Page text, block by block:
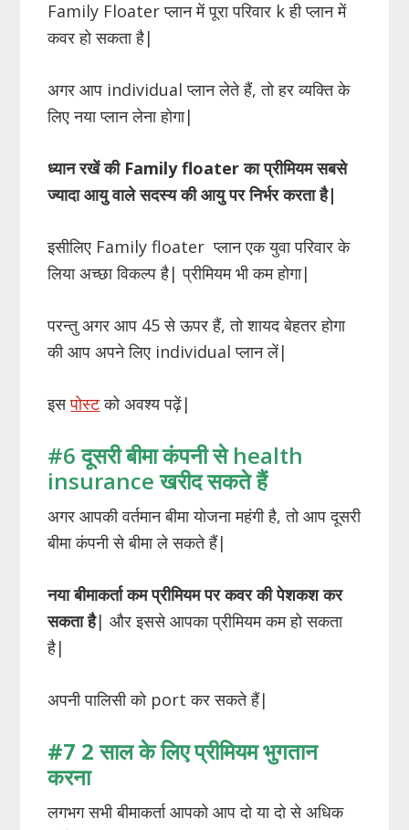
Family Floater प्लान में पूरा परिवार k ही प्लान में
कवर हो सकता है|
अगर आप individual प्लान लेते हैं, तो हर व्यक्ति के
लिए नया प्लान लेना होगा|
ध्यान रखें की Family floater का प्रीमियम सबसे
ज्यादा आयु वाले सदस्य की आयु पर निर्भर करता है|
इसीलिए Family floater प्लान एक युवा परिवार के
लिया अच्छा विकल्प है| प्रीमियम भी कम होगा|
परन्तु अगर आप 45 से ऊपर हैं, तो शायद बेहतर होगा
की आप अपने लिए individual प्लान लें|
इसपोस्टको अवश्य पढ़ें|
#6 दूसरी बीमा कंपनी से health
insurance खरीद सकते हैं
अगर आपकी वर्तमान बीमा योजना महंगी है, तो आप दूसरी
बीमा कंपनी से बीमा ले सकते हैं|
नया बीमाकर्ता कम प्रीमियम पर कवर की पेशकश कर
सकता है| और इससे आपका प्रीमियम कम हो सकता
है|
अपनी पालिसी को port कर सकते हैं|
#7 2सालकेलिएप्रीमियमभुगतान
करना
लगभग सभी बीमाकर्ता आपको आप दो या दो से अधिक